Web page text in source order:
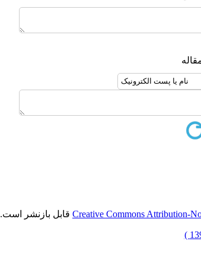
Creative Commons Attribution- قابل بازنشر است.